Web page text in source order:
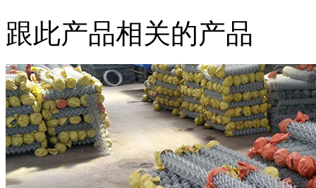
跟此产品相关的产品